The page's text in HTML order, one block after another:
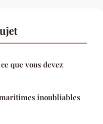
que vous devez
inoubliables